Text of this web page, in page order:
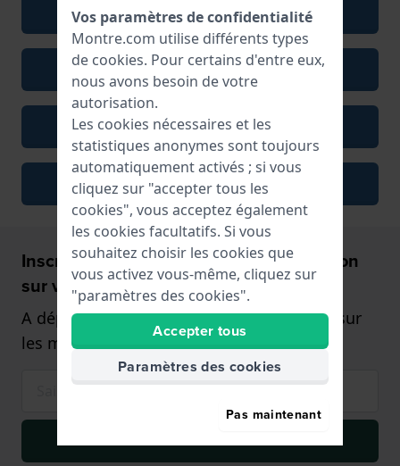
Recommencer
Voir toutes les montres pour homme
Cartes cadeaux
Accessoires pour montre
Inscrivez-vous et recevez 5€ de réduction
sur votre Montre!
A dépenser à partir de 75€,- (uniquement sur
les montres)
S'inscrire
Vos paramètres de confidentialité
Montre.com utilise différents types
de cookies. Pour certains d'entre eux,
nous avons besoin de votre
autorisation.
Les cookies nécessaires et les
statistiques anonymes sont toujours
automatiquement activés ; si vous
cliquez sur "accepter tous les
cookies", vous acceptez également
les cookies facultatifs. Si vous
souhaitez choisir les cookies que
vous activez vous-même, cliquez sur
"paramètres des cookies".
Accepter tous
Paramètres des cookies
Pas maintenant